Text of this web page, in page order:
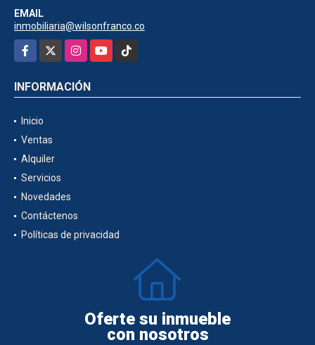
EMAIL
inmobiliaria@wilsonfranco.co
Facebook
InstagramYouTubeTikTok
INFORMACIÓN
Inicio
Ventas
Alquiler
Servicios
Novedades
Contáctenos
Políticas de privacidad
Oferte su inmueble
con nosotros